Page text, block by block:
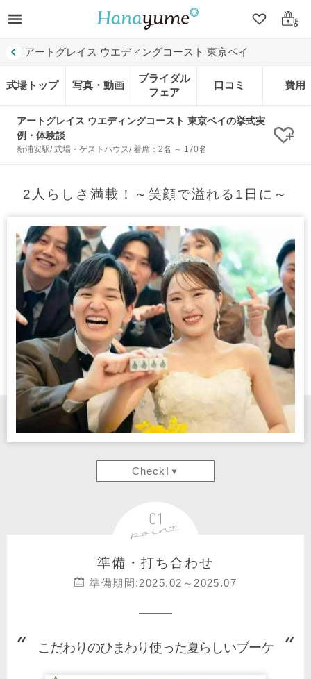
クリップ
ログ
アートグレイス ウエディングコースト 東京ベイ
式場トップ 写真・動画
ブライダル
フェア
口コミ 費用
アートグレイス ウエディングコースト 東京ベイの挙式実
例・体験談
新浦安駅/ 式場・ゲストハウス/ 着席：2名 ～ 170名 ク
2人らしさ満載！～笑顔で溢れる1日に～
Check!
準備・打ち合わせ
準備期間:2025.02～2025.07
こだわりのひまわり使った夏らしいブーケ